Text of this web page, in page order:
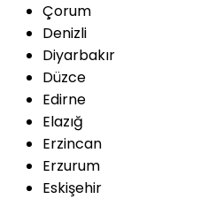
Çorum
Denizli
Diyarbakır
Düzce
Edirne
Elazığ
Erzincan
Erzurum
Eskişehir